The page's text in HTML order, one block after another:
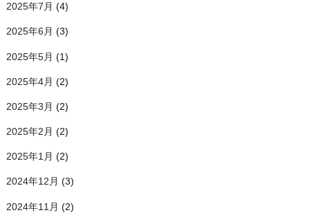
2025年7月 (4)
2025年6月 (3)
2025年5月 (1)
2025年4月 (2)
2025年3月 (2)
2025年2月 (2)
2025年1月 (2)
2024年12月 (3)
2024年11月 (2)